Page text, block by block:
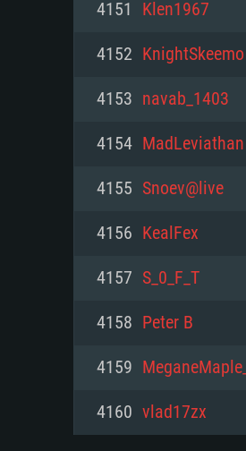
운영체제:
프로세서: 2.2
메모리: 4GB
그래픽 카드:
해상도: 720p
네트워크: 브로드
여유 저장 공간:
운영체제: Mac
프로세서: 최소
(Mac), 혹은 이
의 AMD/Nvidia.
네트워크: 브로드
여유 저장 공간:
운영체제: 64bit
프로세서: 2.4
메모리: 4 GB
그래픽 카드:
와 동급의 성능
지원하는 AMD
4151 Klen1967
4152 KnightSkeemo
4153 navab_1403
4154 MadLeviathan
4155 Snoev@live
4156 KealFex
4157 S_0_F_T
4158 Peter B
4159
4160 vlad17zx